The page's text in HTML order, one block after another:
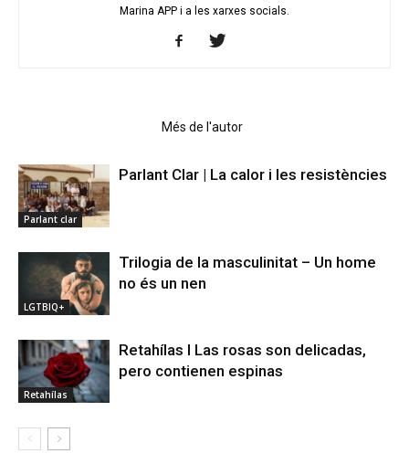
Marina APP i a les xarxes socials.
Més de l'autor
Parlant clar
Parlant Clar | La calor i les resistències
LGTBIQ+
Trilogia de la masculinitat – Un home
no és un nen
Retahílas
Retahílas l Las rosas son delicadas,
pero contienen espinas